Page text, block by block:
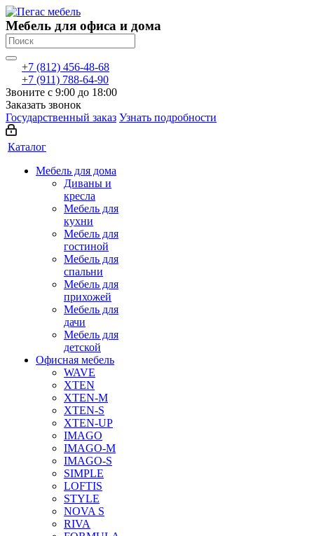
Мебель для офиса и дома
+7 (812) 456-48-68
+7 (911) 788-64-90
Звоните с 9:00 до 18:00
Заказать звонок
Государственный заказ Узнать подробности
Каталог
Мебель для дома
Диваны и
кресла
Мебель для
кухни
Мебель для
гостиной
Мебель для
спальни
Мебель для
прихожей
Мебель для
дачи
Мебель для
детской
Офисная мебель
WAVE
XTEN
XTEN-M
XTEN-S
XTEN-UP
IMAGO
IMAGO-M
IMAGO-S
SIMPLE
LOFTIS
STYLE
NOVA S
RIVA